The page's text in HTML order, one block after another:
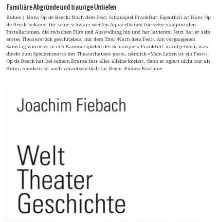
Familiäre Abgründe und traurige Untiefen
Bühne | Hans Op de Beeck: Nach dem Fest; Schauspiel Frankfurt Eigentlich ist Hans Op
de Beeck bekannt für seine schwarz-weißen Aquarelle und für seine skulpturalen
Installationen, die zwischen Film und Ausstellung hin und her lavieren. Jetzt hat er sein
erstes Theaterstück geschrieben, mit dem Titel ›Nach dem Fest‹. Am vergangenen
Samstag wurde es in den Kammerspielen des Schauspiels Frankfurt uraufgeführt, was
direkt zum Spielzeitmotto des Theaterhauses passt, nämlich »Mein Leben ist ein Fest«.
Op de Beeck hat bei seinem Drama fast alles alleine kreiert, denn er agiert nicht nur als
Autor, sondern ist auch verantwortlich für Regie, Bühne, Kostüme